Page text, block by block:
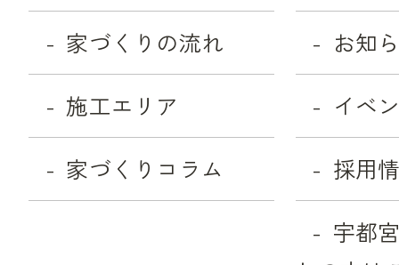
家づくりの流れ
施工エリア
家づくりコラム
お知
イベ
採用
宇都